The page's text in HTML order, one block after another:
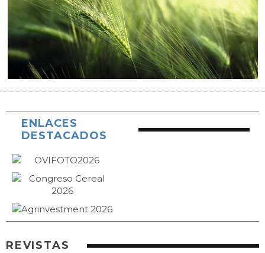
ENLACES
DESTACADOS
REVISTAS